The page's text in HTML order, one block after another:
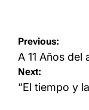
Navegación
de
entradas
Previous:
A 11 Años del
Next:
“El tiempo y